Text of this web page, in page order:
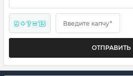
9 + ? = 13 Введите капчу*
ОТПРАВИТЬ